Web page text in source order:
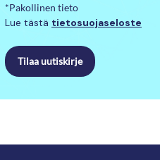
*Pakollinen tieto
Lue tästä tietosuojaseloste
Tilaa uutiskirje